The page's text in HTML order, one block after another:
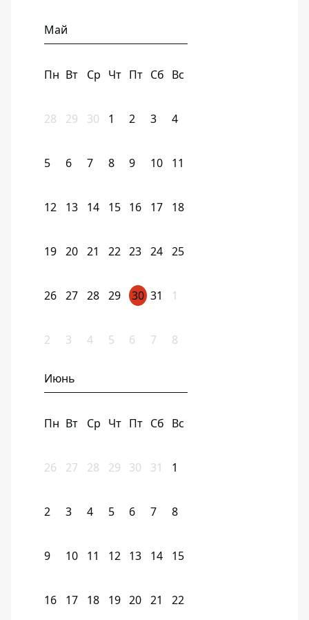
Май
Пн Вт Ср Чт Пт Сб Вс
28 29 30 1 2 3 4
5 6 7 8 9 10 11
12 13 14 15 16 17 18
19 20 21 22 23 24 25
26 27 28 29 30 31 1
2 3 4 5 6 7 8
Июнь
Пн Вт Ср Чт Пт Сб Вс
26 27 28 29 30 31 1
2 3 4 5 6 7 8
9 10 11 12 13 14 15
16 17 18 19 20 21 22